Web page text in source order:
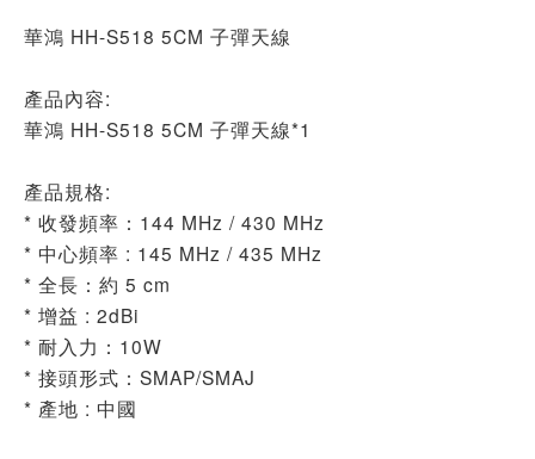
華鴻 HH-S518 5CM 子彈天線
產品內容:
華鴻 HH-S518 5CM 子彈天線*1
產品規格:
* 收發頻率：144 MHz / 430 MHz
* 中心頻率 : 145 MHz / 435 MHz
* 全長：約 5 cm
* 增益 : 2dBi
* 耐入力：10W
* 接頭形式：SMAP/SMAJ
* 產地 : 中國